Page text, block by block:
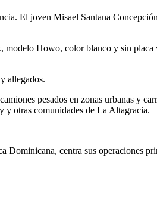
El joven Misael Santana
Howo, color blanco y sin
allegados.
pesados en zonas urbanas y
y otras comunidades de La Altagracia.
Dominicana, centra sus operaciones